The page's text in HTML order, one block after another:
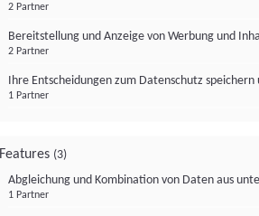
2 Partner
Bereitstellung und Anzeige von Werbung und
2 Partner
Ihre Entscheidungen zum Datenschutz
1 Partner
Features (3)
Abgleichung und Kombination von Daten aus
1 Partner